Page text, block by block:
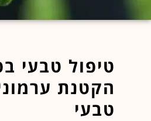
טיפול טבעי
הקטנת
טבעי